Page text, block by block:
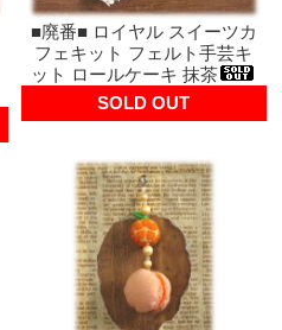
■廃番■ ロイヤル スイーツカ
フェキット フェルト手芸キ
ット ロールケーキ 抹茶
SOLD OUT